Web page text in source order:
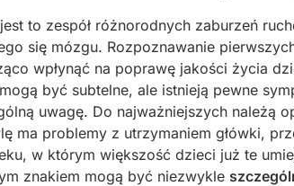
to zespół różnorodnych zaburzeń
się mózgu. Rozpoznawanie
wpłynąć na poprawę jakości życia
być subtelne, ale istnieją pewne
uwagę. Do najważniejszych należą
ma problemy z utrzymaniem główki,
w którym większość dzieci już te
znakiem mogą być niezwykle